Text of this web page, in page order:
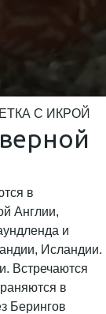
С ИКРОЙ
в
Англии,
и
Исландии.
Встречаются
в
Берингов